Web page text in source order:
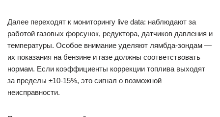
Далее переходят к мониторингу live data: наблюдают за
работой газовых форсунок, редуктора, датчиков давления и
температуры. Особое внимание уделяют лямбда-зондам —
их показания на бензине и газе должны соответствовать
нормам. Если коэффициенты коррекции топлива выходят
за пределы ±10-15%, это сигнал о возможной
неисправности.